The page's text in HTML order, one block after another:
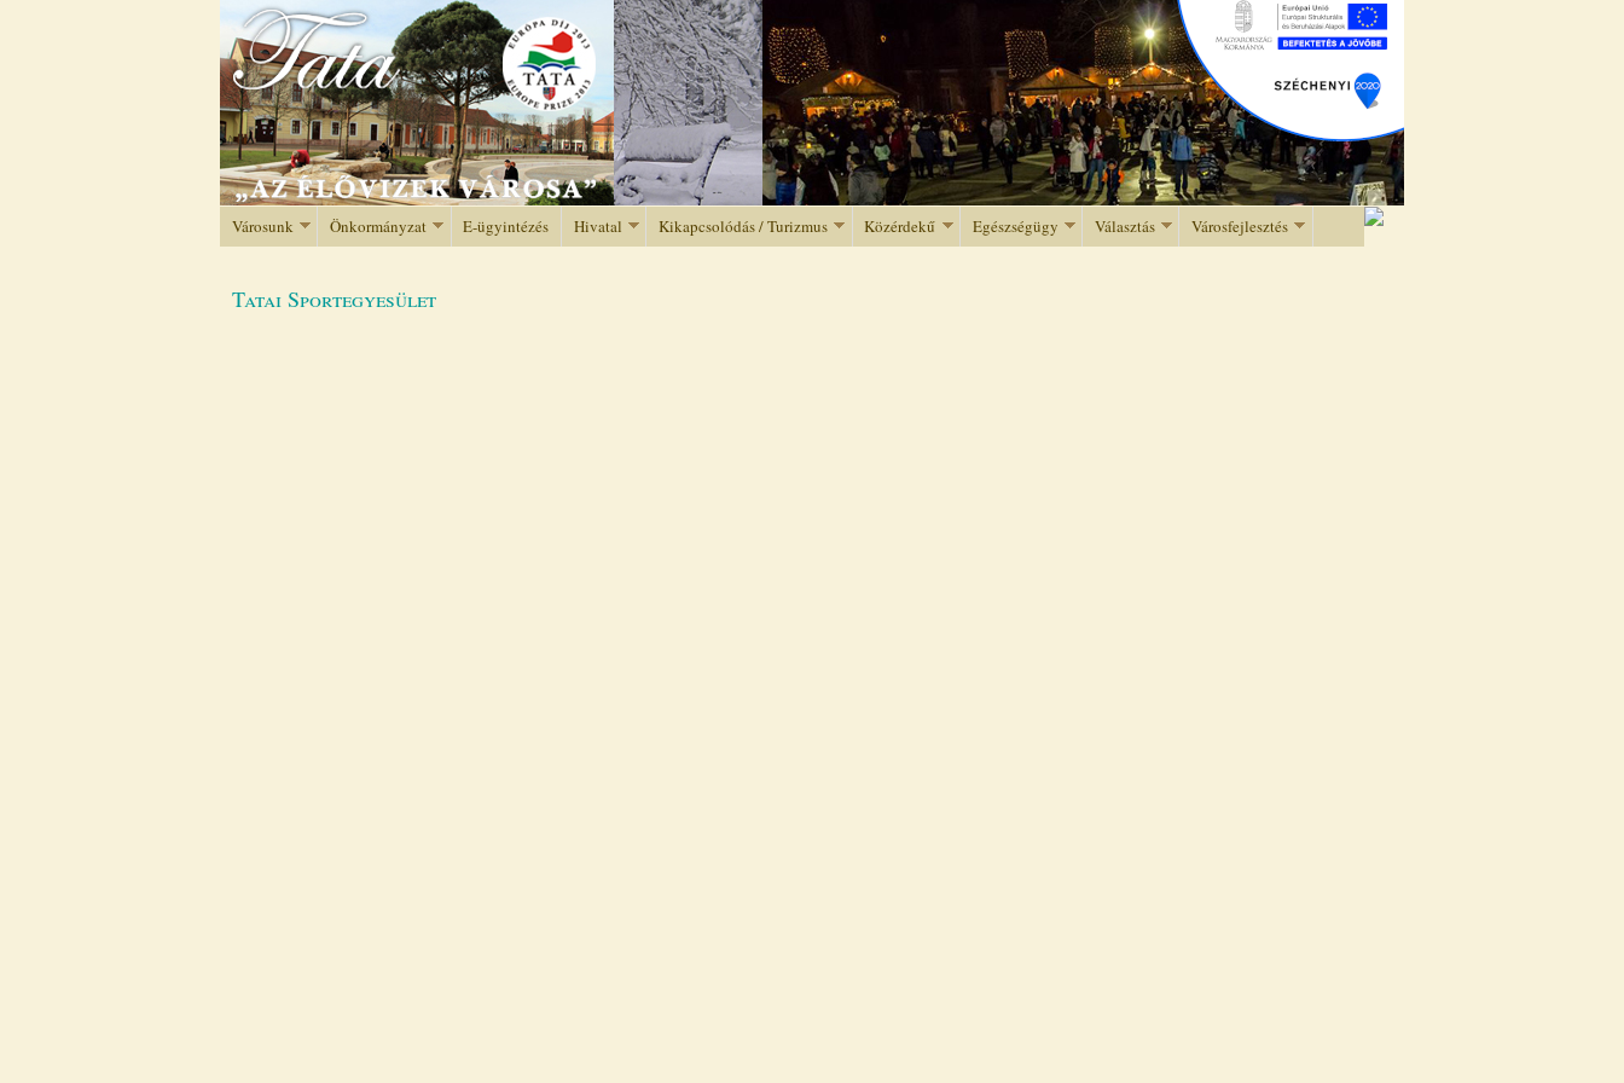
Jump to navigation
Városunk Önkormányzat E-ügyintézés Hivatal Kikapcsolódás / Turizmus Közérdekű Egészségügy Választás Városfejlesztés
Tatai Sportegyesület